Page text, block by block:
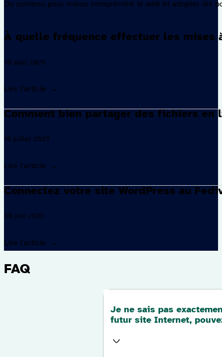
Du contenu pour mieux comprendre le web et adopter les
À quelle fréquence effectuer les mises
10 août 2025
Lire l'article
Comment bien partager des fichiers en
10 juillet 2025
Lire l'article
Connectez votre site WordPress au
30 juin 2025
Lire l'article
FAQ
Je ne sais pas
futur site Internet,